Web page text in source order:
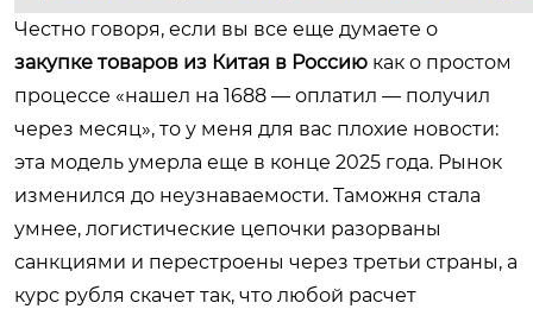
Честно говоря, если вы все еще думаете о
закупке товаров из Китая в Россию как о простом
процессе «нашел на 1688 — оплатил — получил
через месяц», то у меня для вас плохие новости:
эта модель умерла еще в конце 2025 года. Рынок
изменился до неузнаваемости. Таможня стала
умнее, логистические цепочки разорваны
санкциями и перестроены через третьи страны, а
курс рубля скачет так, что любой расчет